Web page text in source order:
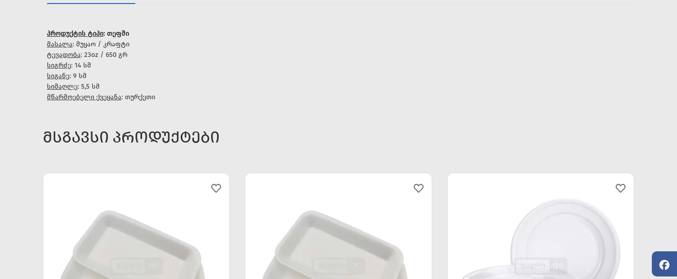
პროდუქტის ტიპი: თეფში
მასალა: მუყაო / კრაფტი
ტევადობა: 23oz / 650 გრ
სიგრძე: 14 სმ
სიგანე: 9 სმ
სიმაღლე: 5,5 სმ
მწარმოებელი ქვეყანა: თურქეთი
ᲛᲡᲒᲐᲕᲡᲘ ᲞᲠᲝᲓᲣᲥᲢᲔᲑᲘ